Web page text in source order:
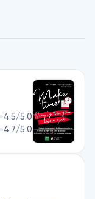
liên tục xuất hiện
tất cả chúng ta.
sự bận rộn liên
Điều gì sẽ xảy ra
và bắt đầu
nói Quản Lý
điều đó.
bao gồm các
lối sống cá nhân,
những việc
4.5/5.0
4.7/5.0